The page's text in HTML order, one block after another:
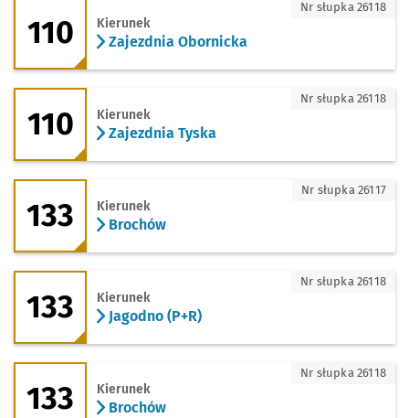
110 - kierunek Zajezdnia Obornicka
110 Kierunek
Zajezdnia Obornicka
Nr słupka 26118
110 - kierunek Zajezdnia Tyska
110 Kierunek
Zajezdnia Tyska
Nr słupka 26118
133 - kierunek Brochów
133 Kierunek
Brochów
Nr słupka 26117
133 - kierunek Jagodno (P+R)
133 Kierunek
Jagodno (P+R)
Nr słupka 26118
133 - kierunek Brochów
133 Kierunek
Brochów
Nr słupka 26118